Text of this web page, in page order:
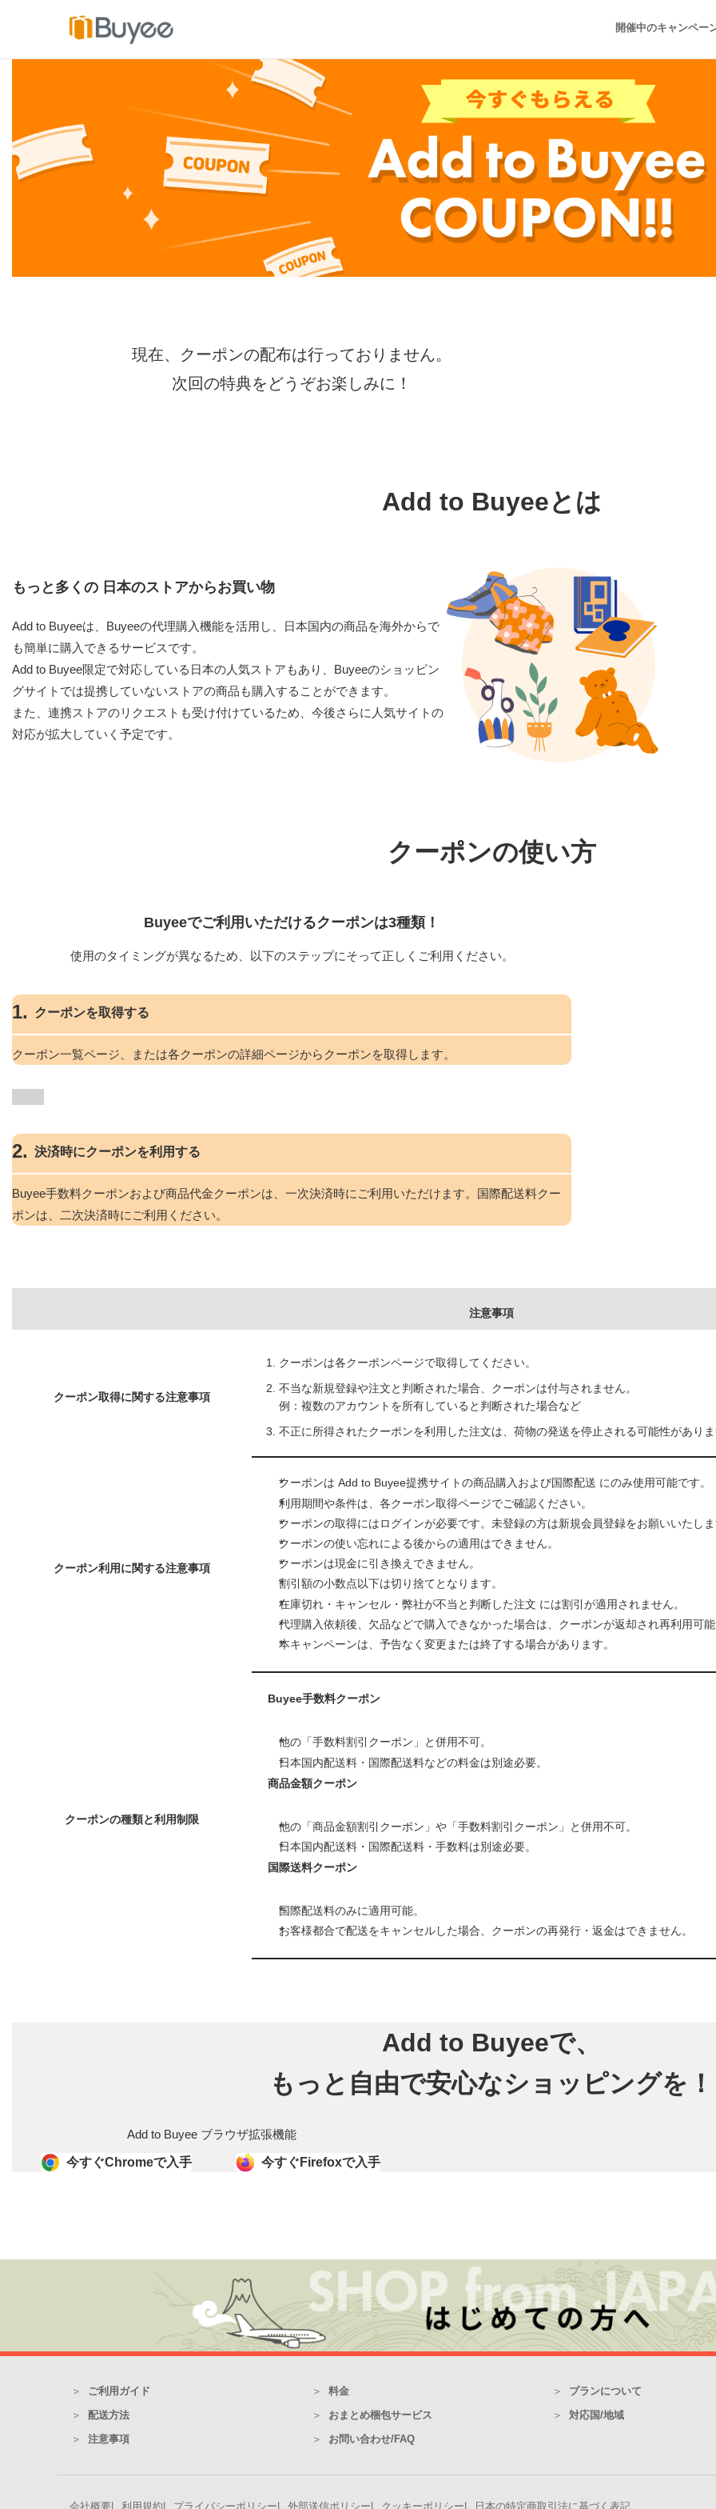
ン
へ
ス
キ
開催中のキャンペー
現在、クーポンの配布は行っておりません。
次回の特典をどうぞお楽しみに！
Add to Buyeeとは
もっと多くの 日本のストアからお買い物
Add to Buyeeは、Buyeeの代理購入機能を活用し、日本国内の商品を海外からで
も簡単に購入できるサービスです。
Add to Buyee限定で対応している日本の人気ストアもあり、Buyeeのショッピン
グサイトでは提携していないストアの商品も購入することができます。
また、連携ストアのリクエストも受け付けているため、今後さらに人気サイトの
対応が拡大していく予定です。
クーポンの使い方
Buyeeでご利用いただけるクーポンは3種類！
使用のタイミングが異なるため、以下のステップにそって正しくご利用ください。
1. クーポンを取得する
クーポン一覧ページ、または各クーポンの詳細ページからクーポンを取得します。
2. 決済時にクーポンを利用する
Buyee手数料クーポンおよび商品代金クーポンは、一次決済時にご利用いただけます。国際配送料クー
ポンは、二次決済時にご利用ください。
注意事項
クーポン取得に関する注意事項
クーポンは各クーポンページで取得してください。
不当な新規登録や注文と判断された場合、クーポンは付与されません。
例：複数のアカウントを所有していると判断された場合など
不正に所得されたクーポンを利用した注文は、荷物の発送を停止される可能性があり
クーポン利用に関する注意事項
クーポンは Add to Buyee提携サイトの商品購入および国際配送 にのみ使用可能です。
利用期間や条件は、各クーポン取得ページでご確認ください。
クーポンの取得にはログインが必要です。未登録の方は新規会員登録をお願いいたし
クーポンの使い忘れによる後からの適用はできません。
クーポンは現金に引き換えできません。
割引額の小数点以下は切り捨てとなります。
在庫切れ・キャンセル・弊社が不当と判断した注文 には割引が適用されません。
代理購入依頼後、欠品などで購入できなかった場合は、クーポンが返却され再利用可
本キャンペーンは、予告なく変更または終了する場合があります。
クーポンの種類と利用制限
Buyee手数料クーポン
他の「手数料割引クーポン」と併用不可。
日本国内配送料・国際配送料などの料金は別途必要。
商品金額クーポン
他の「商品金額割引クーポン」や「手数料割引クーポン」と併用不可。
日本国内配送料・国際配送料・手数料は別途必要。
国際送料クーポン
国際配送料のみに適用可能。
お客様都合で配送をキャンセルした場合、クーポンの再発行・返金はできません。
Add to Buyeeで、
もっと自由で安心なショッピングを！
Add to Buyee ブラウザ拡張機能
今すぐChromeで入手 今すぐFirefoxで入手
ご利用ガイド 料金
プランについて
配送方法
おまとめ梱包サービス
対応国/地域
注意事項
お問い合わせ/FAQ
会社概要 利用規約 プライバシーポリシー 外部送信ポリシー クッキーポリシー 日本の特定商取引法に基づく表記